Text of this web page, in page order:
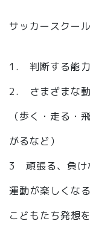
サッカースクー
1. 判断する能
2. さまざまな動
（歩く・走る・
がるなど）
3 頑張る、負け
運動が楽しくなる
こどもたち発想